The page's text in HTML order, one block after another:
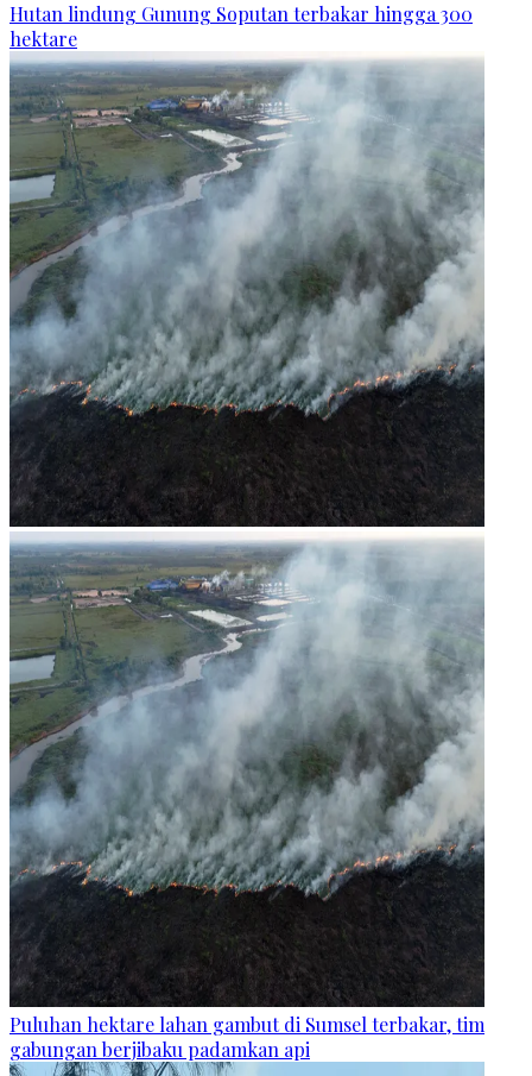
Hutan lindung Gunung Soputan terbakar hingga 300
hektare
Puluhan hektare lahan gambut di Sumsel terbakar, tim
gabungan berjibaku padamkan api